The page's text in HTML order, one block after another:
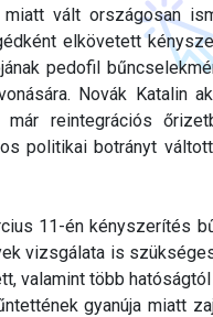
vált országosan
elkövetett
pedofil
Novák Katalin
már reintegrációs
politikai botrányt
11-én kényszerítés
vizsgálata is
valamint több
gyanúja miatt